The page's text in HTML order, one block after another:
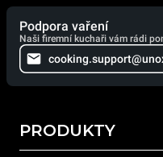
Podpora vaření
Naši firemní kuchaři vám rádi
PRODUKTY